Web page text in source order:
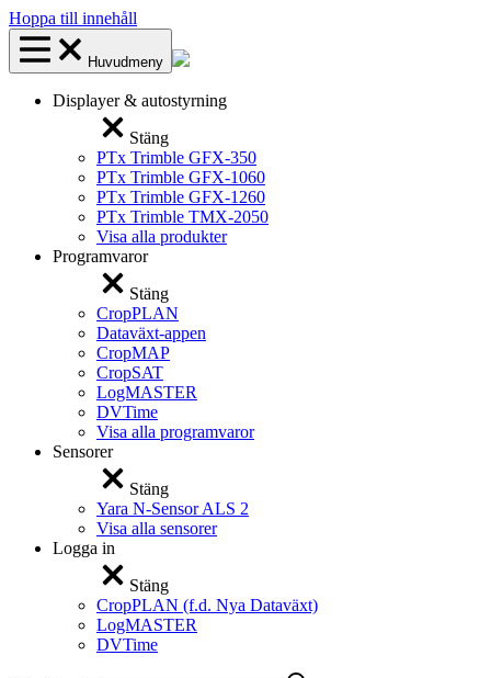
Hoppa till innehåll
Huvudmeny
Displayer & autostyrning
Stäng
PTx Trimble GFX-350
PTx Trimble GFX-1060
PTx Trimble GFX-1260
PTx Trimble TMX-2050
Visa alla produkter
Programvaror
Stäng
CropPLAN
Dataväxt-appen
CropMAP
CropSAT
LogMASTER
DVTime
Visa alla programvaror
Sensorer
Stäng
Yara N-Sensor ALS 2
Visa alla sensorer
Logga in
Stäng
CropPLAN (f.d. Nya Dataväxt)
LogMASTER
DVTime